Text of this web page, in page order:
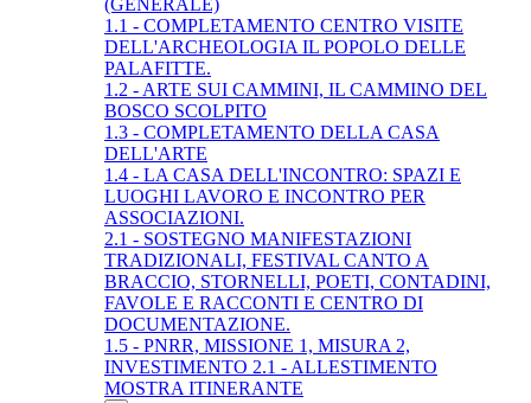
1.1 - COMPLETAMENTO CENTRO VISITE
DELL'ARCHEOLOGIA IL POPOLO DELLE
PALAFITTE.
1.2 - ARTE SUI CAMMINI, IL CAMMINO DEL
BOSCO SCOLPITO
1.3 - COMPLETAMENTO DELLA CASA
DELL'ARTE
1.4 - LA CASA DELL'INCONTRO: SPAZI E
LUOGHI LAVORO E INCONTRO PER
ASSOCIAZIONI.
2.1 - SOSTEGNO MANIFESTAZIONI
TRADIZIONALI, FESTIVAL CANTO A
BRACCIO, STORNELLI, POETI, CONTADINI,
FAVOLE E RACCONTI E CENTRO DI
DOCUMENTAZIONE.
1.5 - PNRR, MISSIONE 1, MISURA 2,
INVESTIMENTO 2.1 - ALLESTIMENTO
MOSTRA ITINERANTE